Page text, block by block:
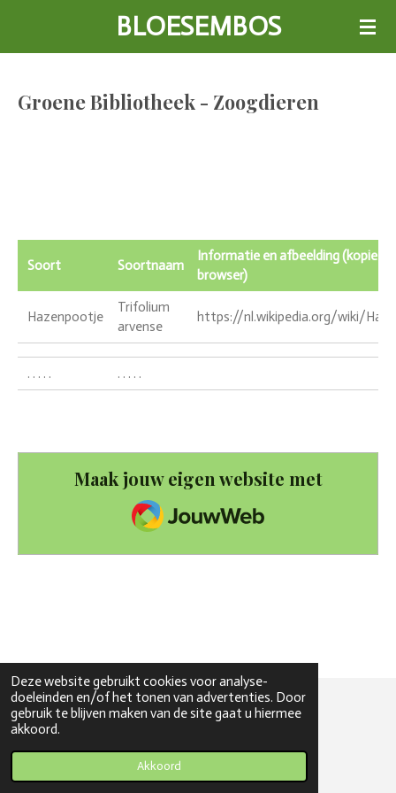
Deze website gebruikt cookies voor analyse-
doeleinden en/of het tonen van advertenties. Door
gebruik te blijven maken van de site gaat u hiermee
akkoord.
Akkoord
BLOESEMBOS
Groene Bibliotheek - Zoogdieren
Soort Soortnaam
Informatie en afbeelding (kopieer
browser)
Hazenpootje
Trifolium
arvense
https://nl.wikipedia.org/wiki/
. . . . . . . . . .
Maak jouw eigen website met
JouwWeb
© 2020 - 2026 bloesembos